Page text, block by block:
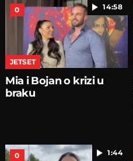
14:58
0
JETSET
Mia i Bojan o krizi u
braku
1:44
0